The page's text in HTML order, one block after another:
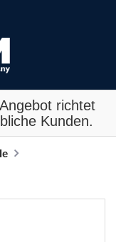
richtet
Kunden.